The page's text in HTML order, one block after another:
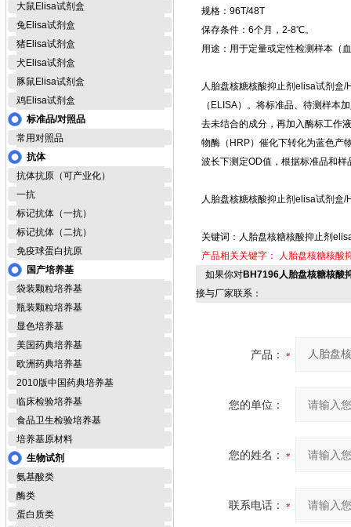
大鼠Elisa试剂盒
兔Elisa试剂盒
猪Elisa试剂盒
犬Elisa试剂盒
豚鼠Elisa试剂盒
鸡Elisa试剂盒
标准品/对照品
常用对照品
抗体
抗体抗原（可产业化）
一抗
标记抗体（一抗）
标记抗体（二抗）
免疫球蛋白抗原
国产培养基
袋装颗粒培养基
瓶装颗粒培养基
显色培养基
美国药典培养基
欧洲药典培养基
2010版中国药典培养基
临床检验培养基
食品卫生检验培养基
培养基原材料
生物试剂
氨基酸类
酶类
蛋白质类
规格：96T/48T
保存条件：6个月，2-8℃。
用途：用于定量或定性检测样本（
人胎盘核糖核酸抑止剂elisa试剂盒
（ELISA）。将标准品、待测样本
去未结合的成分，再加入酶标工作
物酶（HRP）催化下转化为蓝色产
波长下测定OD值，根据标准品和
人胎盘核糖核酸抑止剂elisa试剂盒
关键词：人胎盘核糖核酸抑止剂
产品相关关键字：
人胎盘核糖核酸
如果你对BH7196人胎盘核糖核酸
接与厂家联系：
产品：
您的单位：
您的姓名：
联系电话：